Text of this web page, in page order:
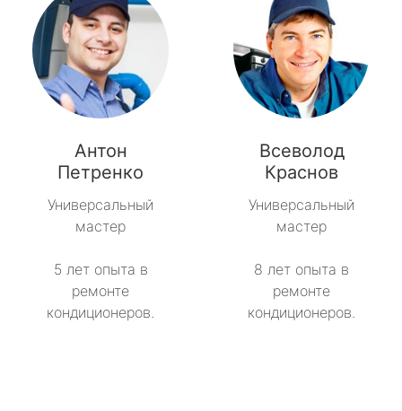
Антон
Петренко
Универсальный
мастер
5 лет опыта в
ремонте
кондиционеров.
Всеволод
Краснов
Универсальный
мастер
8 лет опыта в
ремонте
кондиционеров.